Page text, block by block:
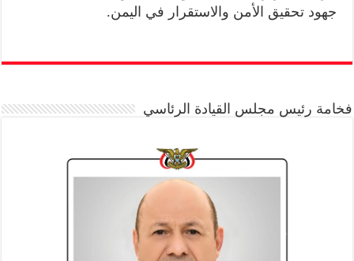
جهود تحقيق الأمن والاستقرار في اليمن.
فخامة رئيس مجلس القيادة الرئاسي